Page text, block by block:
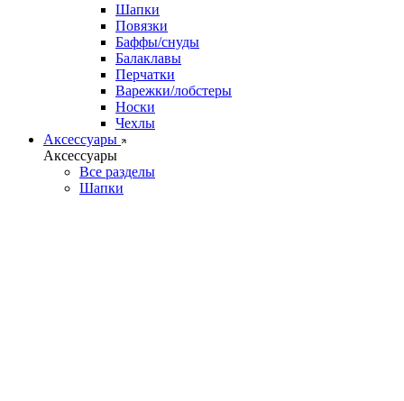
Шапки
Повязки
Баффы/снуды
Балаклавы
Перчатки
Варежки/лобстеры
Носки
Чехлы
Аксессуары
Аксессуары
Все разделы
Шапки